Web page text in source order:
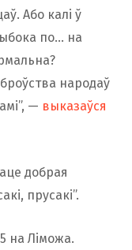
Або калі ў
по… на
народаў
— выказаўся
добрая
прусакі”.
на Ліможа.